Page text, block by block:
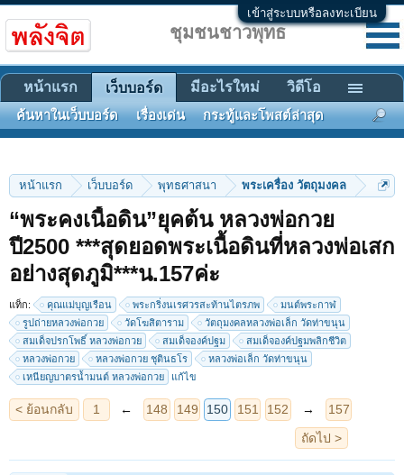
เข้าสู่ระบบหรือลงทะเบียน
หน้าแรก เว็บบอร์ด พุทธศาสนา พระเครื่อง วัตถุมงคล
“พระคงเนื้อดิน”ยุคต้น หลวงพ่อกวย
ปี2500 ***สุดยอดพระเนื้อดินที่หลวงพ่อเสก
อย่างสุดภูมิ***น.157ค่ะ
แท็ก: คุณแม่บุญเรือน พระกริ่งนเรศวรสะท้านไตรภพ
มนต์พระกาฬ
รูปถ่ายหลวงพ่อกวย
วัดโฆสิตาราม
วัตถุมงคลหลวงพ่อเล็ก วัดท่าขนุน
สมเด็จปรกโพธิ์ หลวงพ่อกวย
สมเด็จองค์ปฐม
สมเด็จองค์ปฐมพลิกชีวิต
หลวงพ่อกวย
หลวงพ่อกวย ชุตินธโร
หลวงพ่อเล็ก วัดท่าขนุน
เหนียญบาตรน้ำมนต์ หลวงพ่อกวย
แก้ไข
ถัดไป >
ชุมชนชาวพุทธ
หน้าแรก เว็บบอร์ด
ค้นหาในเว็บบอร์ด เรื่องเด่น กระทู้และโพสต์ล่าสุด
มีอะไรใหม่ วิดีโอ